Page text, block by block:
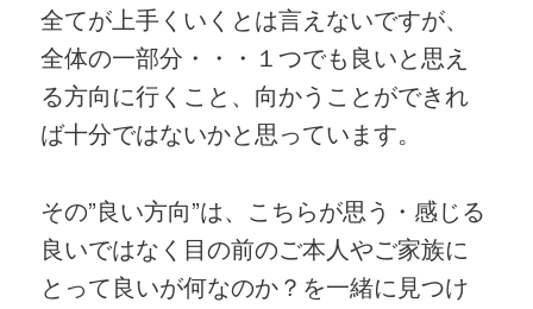
全てが上手くいくとは言えないですが、
全体の一部分・・・１つでも良いと思え
る方向に行くこと、向かうことができれ
ば十分ではないかと思っています。
その”良い方向”は、こちらが思う・感じる
良いではなく目の前のご本人やご家族に
とって良いが何なのか？を一緒に見つけ